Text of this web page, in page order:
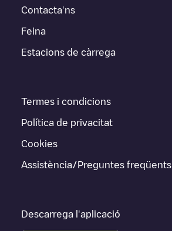
Contacta'ns
Feina
Estacions de càrrega
Termes i condicions
Política de privacitat
Cookies
Assistència/Preguntes freqüents
Descarrega l'aplicació